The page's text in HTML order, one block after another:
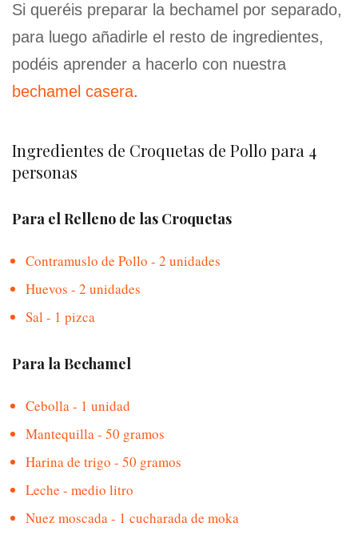
Si queréis preparar la bechamel por separado,
para luego añadirle el resto de ingredientes,
podéis aprender a hacerlo con nuestra
bechamel casera.
Ingredientes de Croquetas de Pollo para 4
personas
Para el Relleno de las Croquetas
Contramuslo de Pollo - 2 unidades
Huevos - 2 unidades
Sal - 1 pizca
Para la Bechamel
Cebolla - 1 unidad
Mantequilla - 50 gramos
Harina de trigo - 50 gramos
Leche - medio litro
Nuez moscada - 1 cucharada de moka